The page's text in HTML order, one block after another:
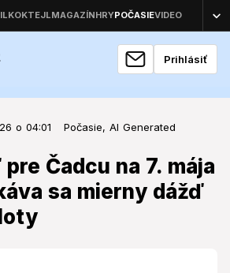
Prihlásiť
o 04:01 Počasie, AI Generated
Čadcu na 7. mája
sa mierny dážď
o 04:01
Čadcu na 7. mája
sa mierny dážď a